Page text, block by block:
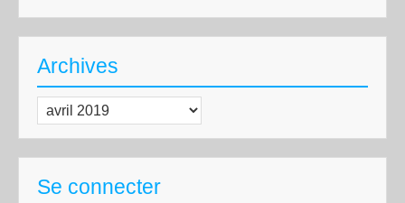
Archives
Archives
Se connecter